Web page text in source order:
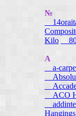
№
Kilo
A
a-
ACO
Hangings